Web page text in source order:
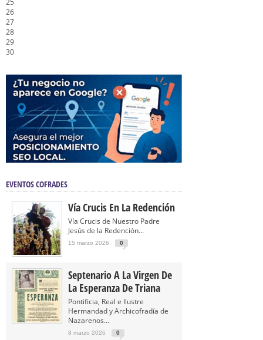
25
26
27
28
29
30
EVENTOS COFRADES
Vía Crucis En La Redención
Vía Crucis de Nuestro Padre
Jesús de la Redención...
15 marzo 2026 0
Septenario A La Virgen De
La Esperanza De Triana
Pontificia, Real e Ilustre
Hermandad y Archicofradía de
Nazarenos...
8 marzo 2026 0